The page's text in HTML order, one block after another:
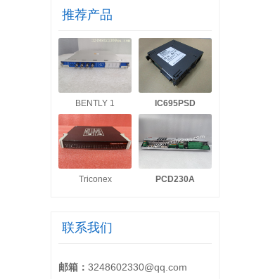
推荐产品
BENTLY 1 IC695PSD
Triconex PCD230A
联系我们
邮箱： 3248602330@qq.com